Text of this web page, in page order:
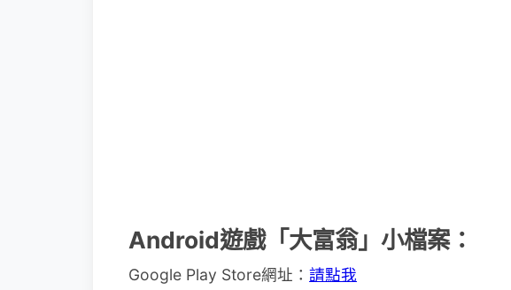
Android遊戲「大富翁」小檔案：
Google Play Store網址： 請點我